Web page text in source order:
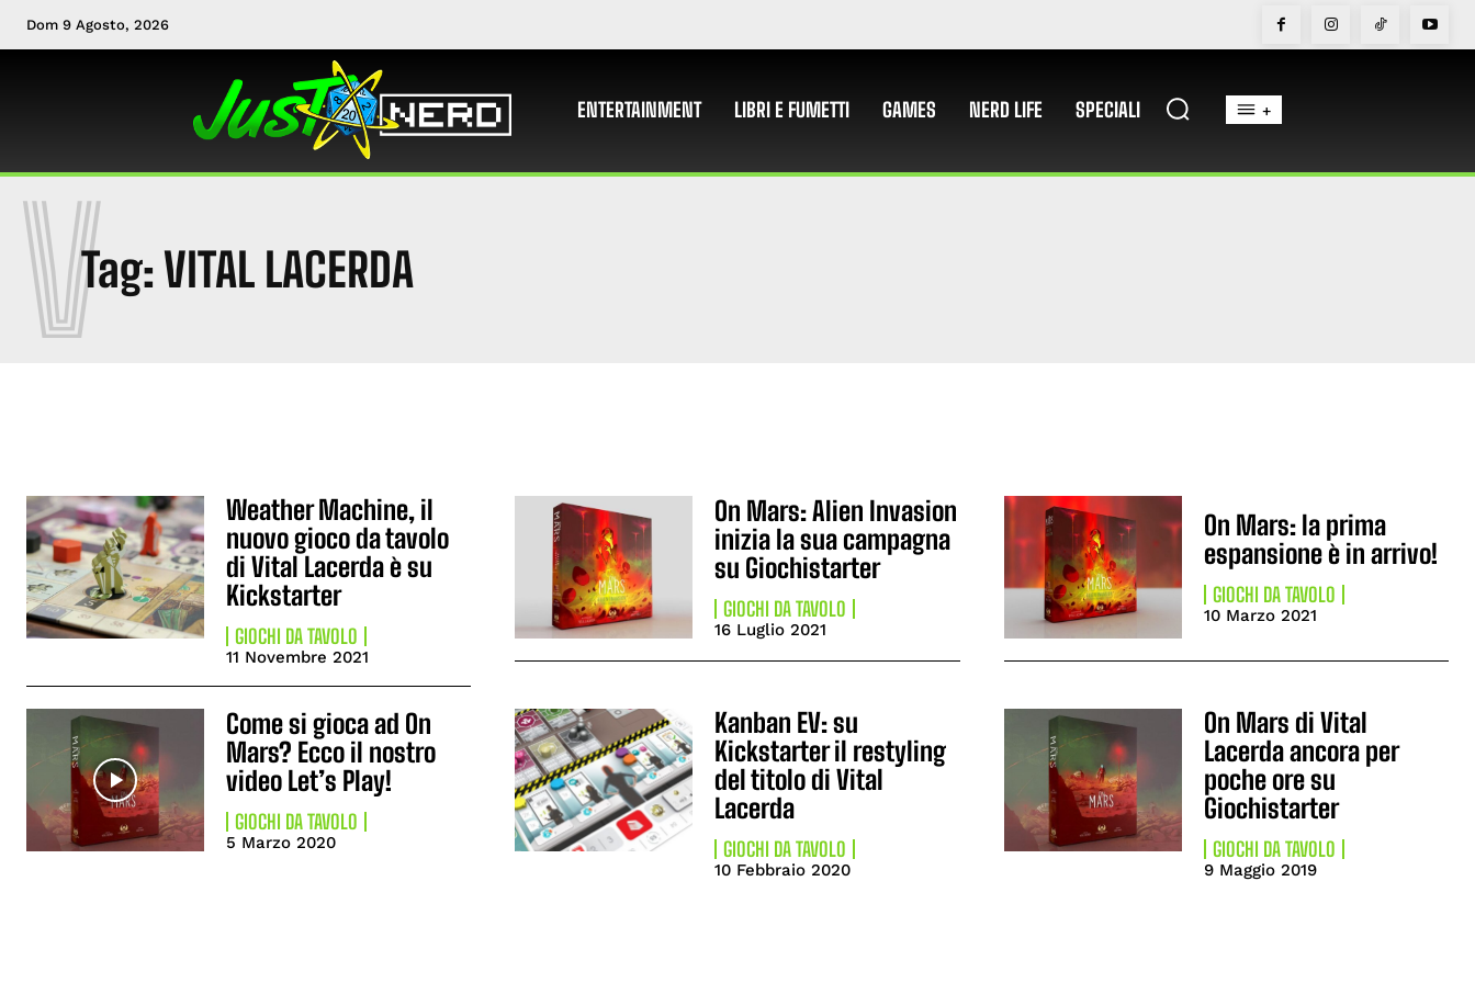
Dom 9 Agosto, 2026
ENTERTAINMENT LIBRI E FUMETTI GAMES NERD LIFE SPECIALI +
Tag: VITAL LACERDA
V
Weather Machine, il
nuovo gioco da tavolo
di Vital Lacerda è su
Kickstarter
GIOCHI DA TAVOLO
11 Novembre 2021
On Mars: Alien Invasion
inizia la sua campagna
su Giochistarter
GIOCHI DA TAVOLO
16 Luglio 2021
On Mars: la prima
espansione è in arrivo!
GIOCHI DA TAVOLO
10 Marzo 2021
Come si gioca ad On
Mars? Ecco il nostro
video Let’s Play!
GIOCHI DA TAVOLO
5 Marzo 2020
Kanban EV: su
Kickstarter il restyling
del titolo di Vital
Lacerda
GIOCHI DA TAVOLO
10 Febbraio 2020
On Mars di Vital
Lacerda ancora per
poche ore su
Giochistarter
GIOCHI DA TAVOLO
9 Maggio 2019